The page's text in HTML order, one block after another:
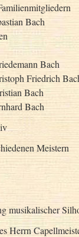
Bach
Bach
Friedrich
Bach
Bach
Meistern
musikalischer
Herrn